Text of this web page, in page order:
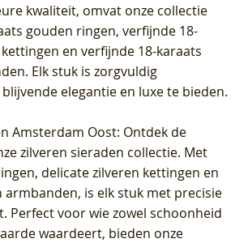
kwaliteit, omvat onze collectie
gouden ringen, verfijnde 18-
en verfijnde 18-karaats
Elk stuk is zorgvuldig
elegantie en luxe te bieden.
Amsterdam Oost: Ontdek de
zilveren sieraden collectie. Met
delicate zilveren kettingen en
armbanden, is elk stuk met precisie
Perfect voor wie zowel schoonheid
waardeert, bieden onze